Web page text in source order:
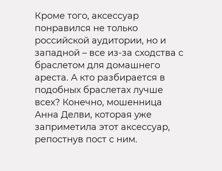
Кроме того, аксессуар
понравился не только
российской аудитории, но и
западной – все из-за сходства с
браслетом для домашнего
ареста. А кто разбирается в
подобных браслетах лучше
всех? Конечно, мошенница
Анна Делви, которая уже
заприметила этот аксессуар,
репостнув пост с ним.